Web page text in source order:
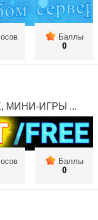
Баллы
0
МИНИ-ИГРЫ ...
Баллы
0